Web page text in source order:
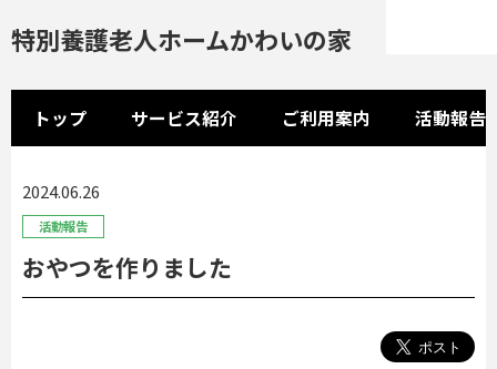
特別養護老人ホームかわいの家
トップ サービス紹介 ご利用案内 活動報告
2024.06.26
活動報告
おやつを作りました